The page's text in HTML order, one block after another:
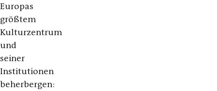
Europas
größtem
Kulturzentrum
und
seiner
Institutionen
beherbergen: